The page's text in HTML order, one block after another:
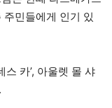
민들에게 인기 있
스 카’, 아울렛 몰 샤